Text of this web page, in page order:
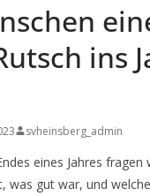
ins
svheinsberg_admin
eines Jahres fragen
was gut war, und